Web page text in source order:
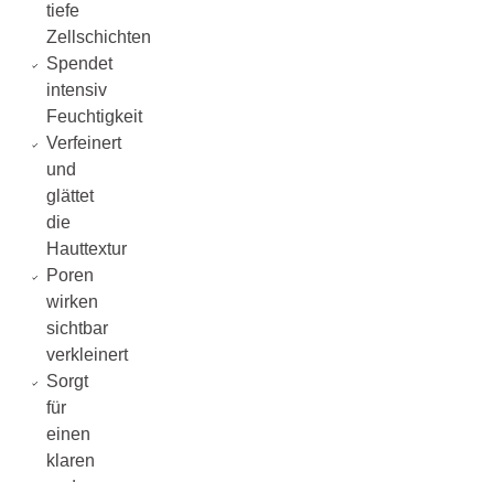
tiefe
Zellschichten
Spendet
intensiv
Feuchtigkeit
Verfeinert
und
glättet
die
Hauttextur
Poren
wirken
sichtbar
verkleinert
Sorgt
für
einen
klaren